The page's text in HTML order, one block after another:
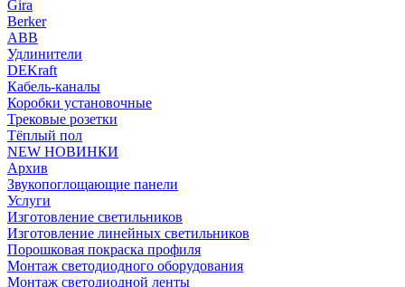
Gira
Berker
ABB
Удлинители
DEKraft
Кабель-каналы
Коробки установочные
Трековые розетки
Тёплый пол
NEW НОВИНКИ
Архив
Звукопоглощающие панели
Услуги
Изготовление светильников
Изготовление линейных светильников
Порошковая покраска профиля
Монтаж светодиодного оборудования
Монтаж светодиодной ленты